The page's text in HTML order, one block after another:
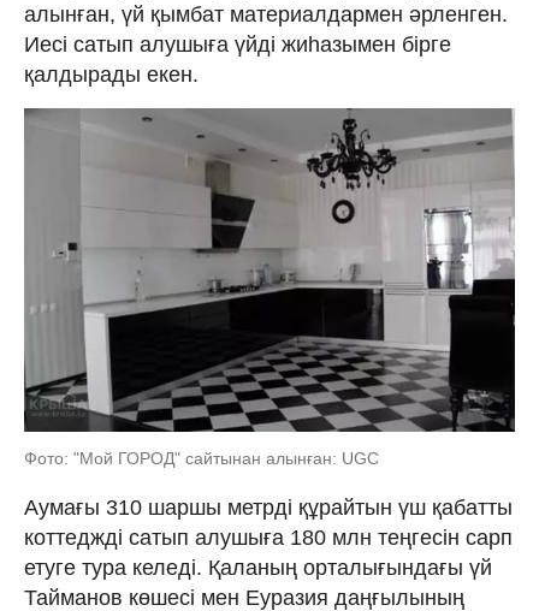
алынған, үй қымбат материалдармен әрленген.
Иесі сатып алушыға үйді жиһазымен бірге
қалдырады екен.
Фото: "Мой ГОРОД" сайтынан алынған: UGC
Аумағы 310 шаршы метрді құрайтын үш қабатты
коттеджді сатып алушыға 180 млн теңгесін сарп
етуге тура келеді. Қаланың орталығындағы үй
Тайманов көшесі мен Еуразия даңғылының